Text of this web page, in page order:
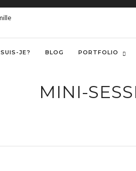
JE? BLOG PORTFOLIO
MINI-